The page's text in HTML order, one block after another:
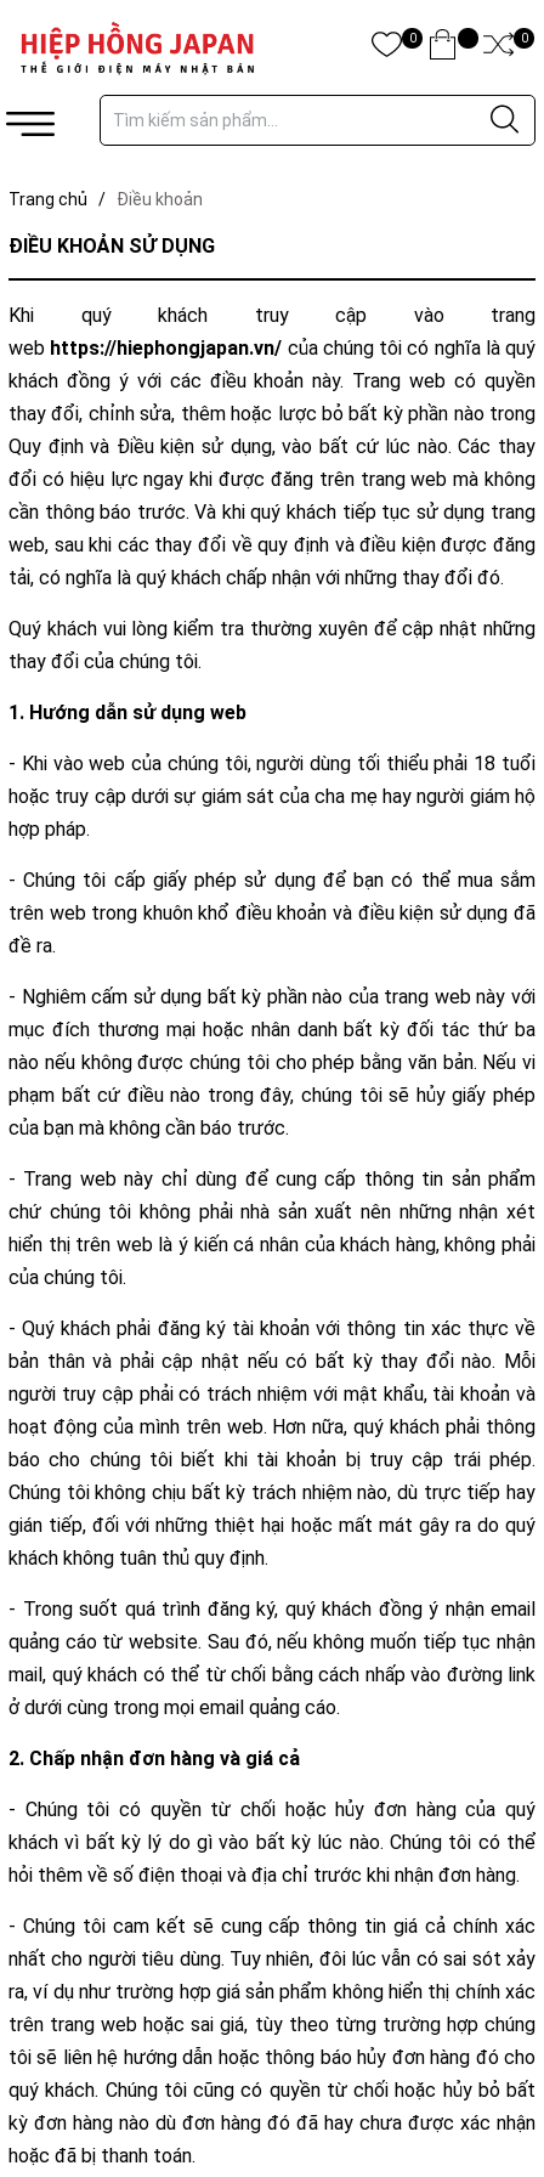
0 0
Trang chủ / Điều khoản
ĐIỀU KHOẢN SỬ DỤNG
Khi quý khách truy cập vào trang
web https://hiephongjapan.vn/ của chúng tôi có nghĩa là quý
khách đồng ý với các điều khoản này. Trang web có quyền
thay đổi, chỉnh sửa, thêm hoặc lược bỏ bất kỳ phần nào trong
Quy định và Điều kiện sử dụng, vào bất cứ lúc nào. Các thay
đổi có hiệu lực ngay khi được đăng trên trang web mà không
cần thông báo trước. Và khi quý khách tiếp tục sử dụng trang
web, sau khi các thay đổi về quy định và điều kiện được đăng
tải, có nghĩa là quý khách chấp nhận với những thay đổi đó.
Quý khách vui lòng kiểm tra thường xuyên để cập nhật những
thay đổi của chúng tôi.
1. Hướng dẫn sử dụng web
- Khi vào web của chúng tôi, người dùng tối thiểu phải 18 tuổi
hoặc truy cập dưới sự giám sát của cha mẹ hay người giám hộ
hợp pháp.
- Chúng tôi cấp giấy phép sử dụng để bạn có thể mua sắm
trên web trong khuôn khổ điều khoản và điều kiện sử dụng đã
đề ra.
- Nghiêm cấm sử dụng bất kỳ phần nào của trang web này với
mục đích thương mại hoặc nhân danh bất kỳ đối tác thứ ba
nào nếu không được chúng tôi cho phép bằng văn bản. Nếu vi
phạm bất cứ điều nào trong đây, chúng tôi sẽ hủy giấy phép
của bạn mà không cần báo trước.
- Trang web này chỉ dùng để cung cấp thông tin sản phẩm
chứ chúng tôi không phải nhà sản xuất nên những nhận xét
hiển thị trên web là ý kiến cá nhân của khách hàng, không phải
của chúng tôi.
- Quý khách phải đăng ký tài khoản với thông tin xác thực về
bản thân và phải cập nhật nếu có bất kỳ thay đổi nào. Mỗi
người truy cập phải có trách nhiệm với mật khẩu, tài khoản và
hoạt động của mình trên web. Hơn nữa, quý khách phải thông
báo cho chúng tôi biết khi tài khoản bị truy cập trái phép.
Chúng tôi không chịu bất kỳ trách nhiệm nào, dù trực tiếp hay
gián tiếp, đối với những thiệt hại hoặc mất mát gây ra do quý
khách không tuân thủ quy định.
- Trong suốt quá trình đăng ký, quý khách đồng ý nhận email
quảng cáo từ website. Sau đó, nếu không muốn tiếp tục nhận
mail, quý khách có thể từ chối bằng cách nhấp vào đường link
ở dưới cùng trong mọi email quảng cáo.
2. Chấp nhận đơn hàng và giá cả
- Chúng tôi có quyền từ chối hoặc hủy đơn hàng của quý
khách vì bất kỳ lý do gì vào bất kỳ lúc nào. Chúng tôi có thể
hỏi thêm về số điện thoại và địa chỉ trước khi nhận đơn hàng.
- Chúng tôi cam kết sẽ cung cấp thông tin giá cả chính xác
nhất cho người tiêu dùng. Tuy nhiên, đôi lúc vẫn có sai sót xảy
ra, ví dụ như trường hợp giá sản phẩm không hiển thị chính xác
trên trang web hoặc sai giá, tùy theo từng trường hợp chúng
tôi sẽ liên hệ hướng dẫn hoặc thông báo hủy đơn hàng đó cho
quý khách. Chúng tôi cũng có quyền từ chối hoặc hủy bỏ bất
kỳ đơn hàng nào dù đơn hàng đó đã hay chưa được xác nhận
hoặc đã bị thanh toán.